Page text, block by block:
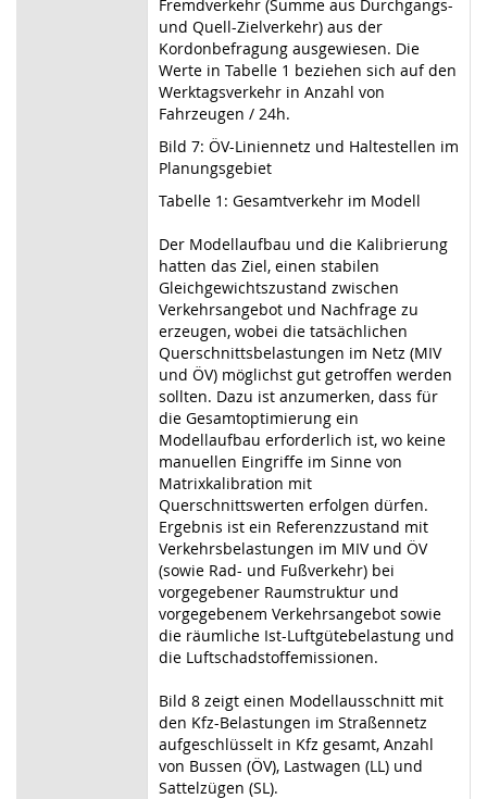
Fremdverkehr (Summe aus Durchgangs-
und Quell-Zielverkehr) aus der
Kordonbefragung ausgewiesen. Die
Werte in Tabelle 1 beziehen sich auf den
Werktagsverkehr in Anzahl von
Fahrzeugen / 24h.
Bild 7: ÖV-Liniennetz und Haltestellen im
Planungsgebiet
Tabelle 1: Gesamtverkehr im Modell
Der Modellaufbau und die Kalibrierung
hatten das Ziel, einen stabilen
Gleichgewichtszustand zwischen
Verkehrsangebot und Nachfrage zu
erzeugen, wobei die tatsächlichen
Querschnittsbelastungen im Netz (MIV
und ÖV) möglichst gut getroffen werden
sollten. Dazu ist anzumerken, dass für
die Gesamtoptimierung ein
Modellaufbau erforderlich ist, wo keine
manuellen Eingriffe im Sinne von
Matrixkalibration mit
Querschnittswerten erfolgen dürfen.
Ergebnis ist ein Referenzzustand mit
Verkehrsbelastungen im MIV und ÖV
(sowie Rad- und Fußverkehr) bei
vorgegebener Raumstruktur und
vorgegebenem Verkehrsangebot sowie
die räumliche Ist-Luftgütebelastung und
die Luftschadstoffemissionen.
Bild 8 zeigt einen Modellausschnitt mit
den Kfz-Belastungen im Straßennetz
aufgeschlüsselt in Kfz gesamt, Anzahl
von Bussen (ÖV), Lastwagen (LL) und
Sattelzügen (SL).